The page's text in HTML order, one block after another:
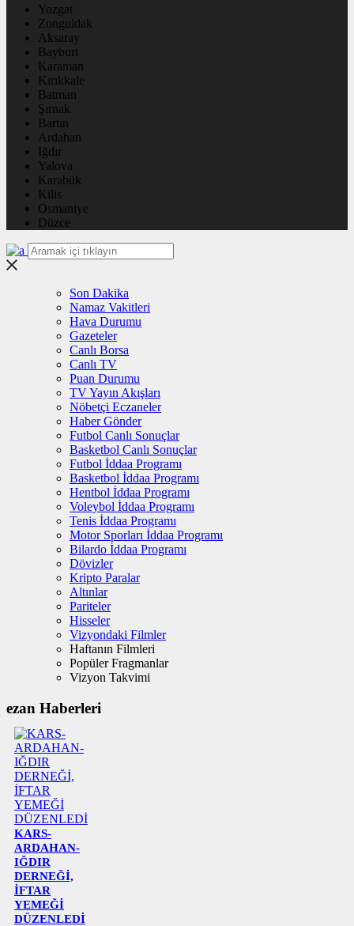
Yozgat
Zonguldak
Aksaray
Bayburt
Karaman
Kırıkkale
Batman
Şırnak
Bartın
Ardahan
Iğdır
Yalova
Karabük
Kilis
Osmaniye
Düzce
Son Dakika
Namaz Vakitleri
Hava Durumu
Gazeteler
Canlı Borsa
Canlı TV
Puan Durumu
TV Yayın Akışları
Nöbetçi Eczaneler
Haber Gönder
Futbol Canlı Sonuçlar
Basketbol Canlı Sonuçlar
Futbol İddaa Programı
Basketbol İddaa Programı
Hentbol İddaa Programı
Voleybol İddaa Programı
Tenis İddaa Programı
Motor Sporları İddaa Programı
Bilardo İddaa Programı
Dövizler
Kripto Paralar
Altınlar
Pariteler
Hisseler
Vizyondaki Filmler
Haftanın Filmleri
Popüler Fragmanlar
Vizyon Takvimi
ezan Haberleri
KARS-
ARDAHAN-
IĞDIR
DERNEĞİ,
İFTAR
YEMEĞİ
DÜZENLEDİ